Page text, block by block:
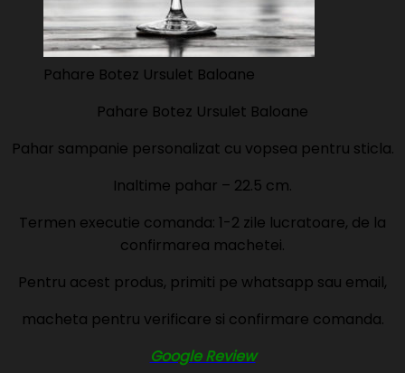
Pahare Botez Ursulet Baloane
Pahare Botez Ursulet Baloane
Pahar sampanie personalizat cu vopsea pentru sticla.
Inaltime pahar – 22.5 cm.
Termen executie comanda: 1-2 zile lucratoare, de la
confirmarea machetei.
Pentru acest produs, primiti pe whatsapp sau email,
macheta pentru verificare si confirmare comanda.
Google Review